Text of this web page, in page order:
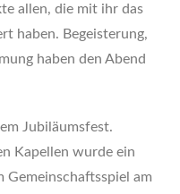
allen, die mit ihr das
haben. Begeisterung,
haben den Abend
Jubiläumsfest.
Kapellen wurde ein
Gemeinschaftsspiel am